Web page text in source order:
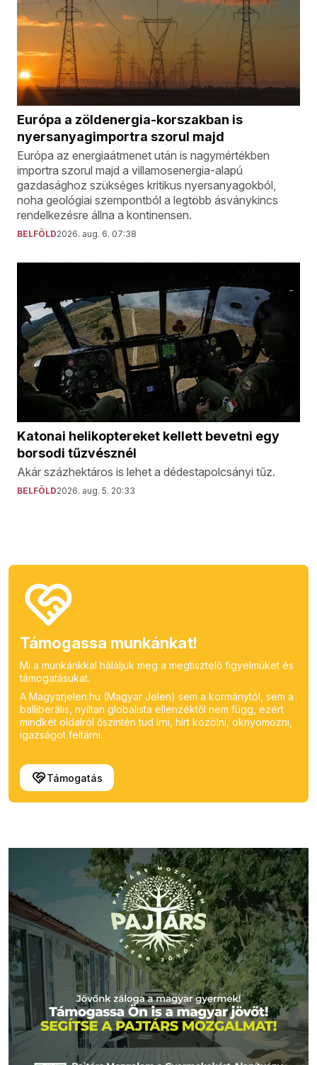
Európa a zöldenergia-korszakban is
nyersanyagimportra szorul majd
Európa az energiaátmenet után is nagymértékben
importra szorul majd a villamosenergia-alapú
gazdasághoz szükséges kritikus nyersanyagokból,
noha geológiai szempontból a legtöbb ásványkincs
rendelkezésre állna a kontinensen.
BELFÖLD2026. aug. 6. 07:38
Katonai helikoptereket kellett bevetni egy
borsodi tűzvésznél
Akár százhektáros is lehet a dédestapolcsányi tűz.
BELFÖLD2026. aug. 5. 20:33
Támogassa munkánkat!
Mi a munkánkkal háláljuk meg a megtisztelő figyelmüket és
támogatásukat.
A Magyarjelen.hu (Magyar Jelen) sem a kormánytól, sem a
balliberális, nyíltan globalista ellenzéktől nem függ, ezért
mindkét oldalról őszintén tud írni, hírt közölni, oknyomozni,
igazságot feltárni.
Támogatás